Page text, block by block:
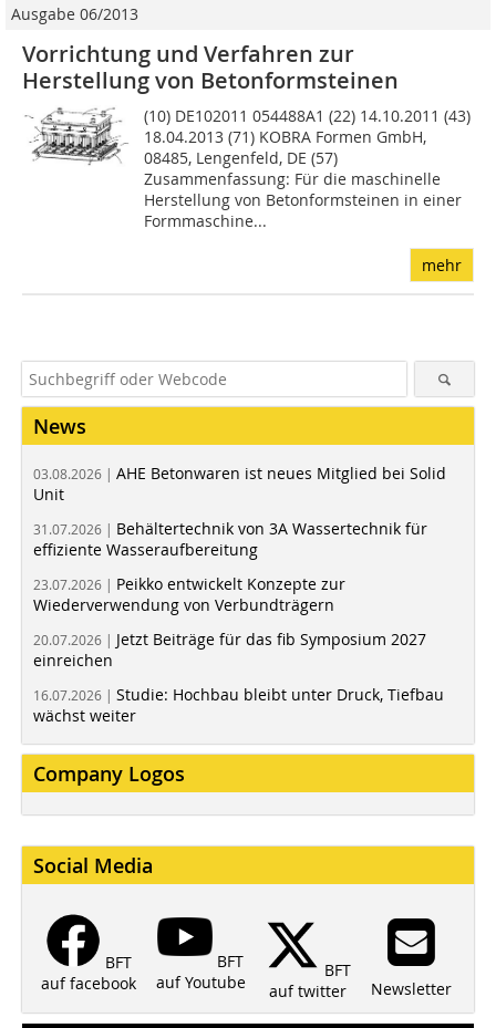
Ausgabe 06/2013
Vorrichtung und Verfahren zur
Herstellung von Betonformsteinen
(10) DE102011 054488A1 (22) 14.10.2011 (43)
18.04.2013 (71) KOBRA Formen GmbH,
08485, Lengenfeld, DE (57)
Zusammenfassung: Für die maschinelle
Herstellung von Betonformsteinen in einer
Formmaschine...
mehr
News
03.08.2026 | AHE Betonwaren ist neues Mitglied bei Solid
Unit
31.07.2026 | Behältertechnik von 3A Wassertechnik für
effiziente Wasseraufbereitung
23.07.2026 | Peikko entwickelt Konzepte zur
Wiederverwendung von Verbundträgern
20.07.2026 | Jetzt Beiträge für das fib Symposium 2027
einreichen
16.07.2026 | Studie: Hochbau bleibt unter Druck, Tiefbau
wächst weiter
Company Logos
Social Media
BFT
auf facebook
BFT
auf Youtube
BFT
auf twitter
Newsletter